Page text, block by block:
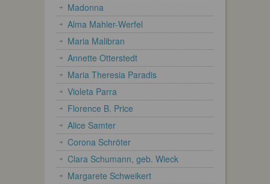
Madonna
Alma Mahler-Werfel
Maria Malibran
Annette Otterstedt
Maria Theresia Paradis
Violeta Parra
Florence B. Price
Alice Samter
Corona Schröter
Clara Schumann, geb. Wieck
Margarete Schweikert